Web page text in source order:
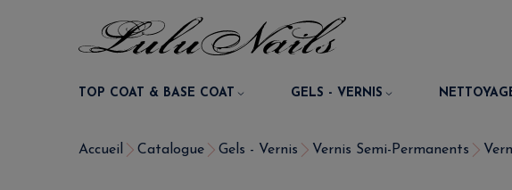
TOP COAT & BASE COAT GELS - VERNIS
Accueil Catalogue Gels - Vernis Vernis Semi-Permanents